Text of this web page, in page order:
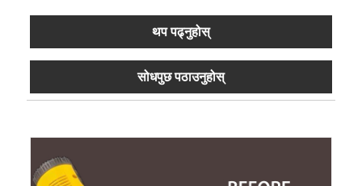
थप पढ्नुहोस्
सोधपुछ पठाउनुहोस्